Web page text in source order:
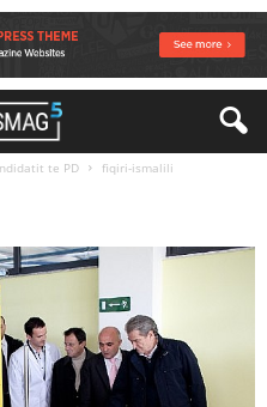
te PD fiqiri-ismalili